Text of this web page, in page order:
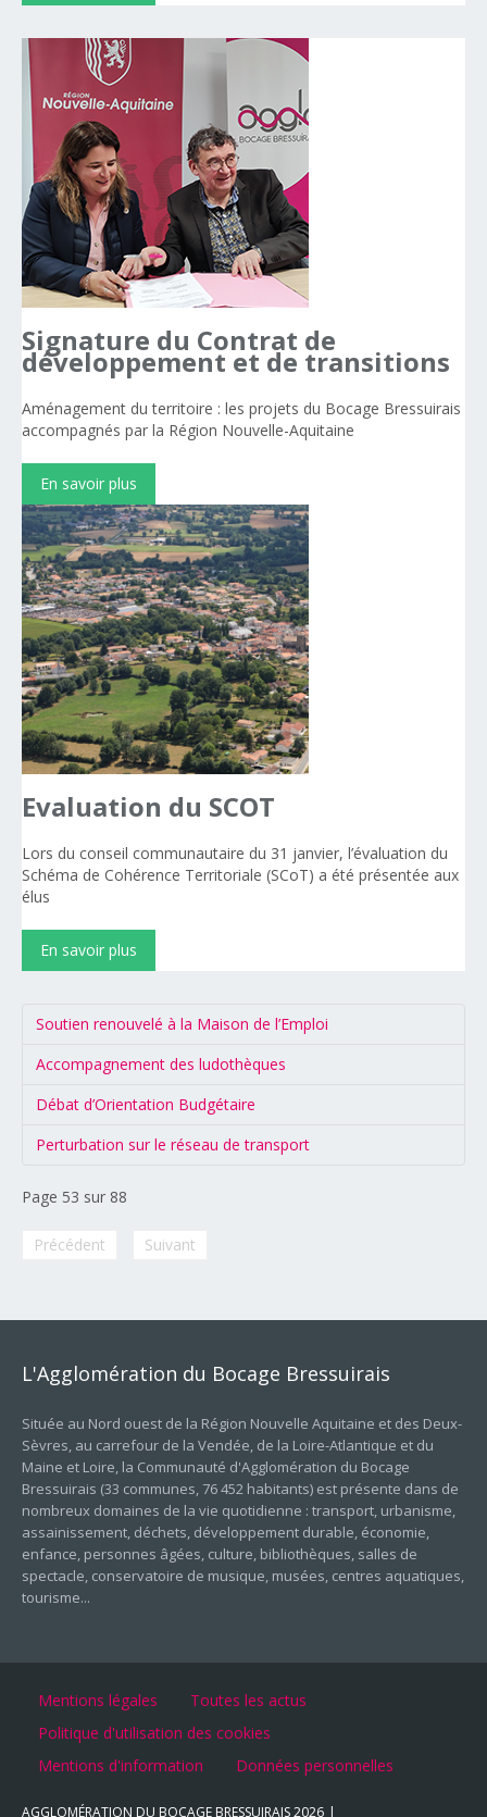
Signature du Contrat de
développementet de transitions
Aménagement du territoire : les projets du Bocage Bressuirais
accompagnés par la Région Nouvelle-Aquitaine
En savoir plus
Evaluation du SCOT
Lors du conseil communautaire du 31 janvier, l’évaluation du
Schéma de Cohérence Territoriale (SCoT) a été présentée aux
élus
En savoir plus
Soutien renouvelé à la Maison de l’Emploi
Accompagnement des ludothèques
Débat d’Orientation Budgétaire
Perturbation sur le réseau de transport
Page 53 sur 88
Précédent Suivant
L'Agglomération du Bocage Bressuirais
Située au Nord ouest de la Région Nouvelle Aquitaine et des Deux-
Sèvres, au carrefour de la Vendée, de la Loire-Atlantique et du
Maine et Loire, la Communauté d'Agglomération du Bocage
Bressuirais (33 communes, 76 452 habitants) est présente dans de
nombreux domaines de la vie quotidienne : transport, urbanisme,
assainissement, déchets, développement durable, économie,
enfance, personnes âgées, culture, bibliothèques, salles de
spectacle, conservatoire de musique, musées, centres aquatiques,
tourisme...
Mentions légales
Toutes les actus
Politique d'utilisation des cookies
Mentions d'information
Données personnelles
AGGLOMÉRATION DU BOCAGE BRESSUIRAIS2026